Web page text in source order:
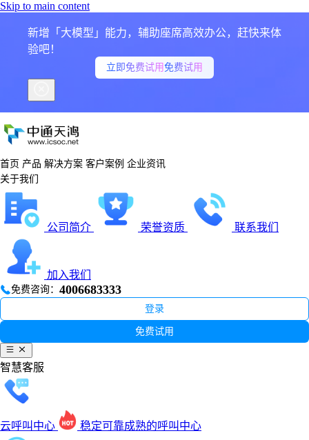
Skip to main content
新增「大模型」能力，辅助座席高效办公，赶快来体
验吧！
立即免费试用免费试用
首页 产品 解决方案 客户案例 企业资讯
关于我们
公司简介 荣誉资质 联系我们
加入我们
免费咨询： 4006683333
登录
免费试用
智慧客服
云呼叫中心 稳定可靠成熟的呼叫中心